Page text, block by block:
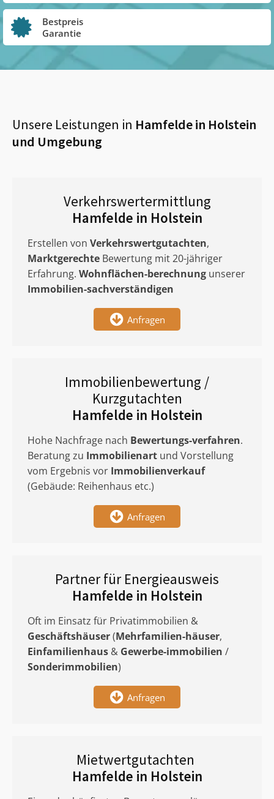
Bestpreis
Garantie
Unsere Leistungen in Hamfelde in Holstein
und Umgebung
Verkehrswertermittlung
Hamfelde in Holstein
Erstellen von Verkehrswertgutachten,
Marktgerechte Bewertung mit 20-jähriger
Erfahrung. Wohnflächen-berechnung unserer
Immobilien-sachverständigen
Anfragen
Immobilienbewertung /
Kurzgutachten
Hamfelde in Holstein
Hohe Nachfrage nach Bewertungs-verfahren.
Beratung zu Immobilienart und Vorstellung
vom Ergebnis vor Immobilienverkauf
(Gebäude: Reihenhaus etc.)
Anfragen
Partner für Energieausweis
Hamfelde in Holstein
Oft im Einsatz für Privatimmobilien &
Geschäftshäuser(Mehrfamilien-häuser,
Einfamilienhaus & Gewerbe-immobilien /
Sonderimmobilien)
Anfragen
Mietwertgutachten
Hamfelde in Holstein